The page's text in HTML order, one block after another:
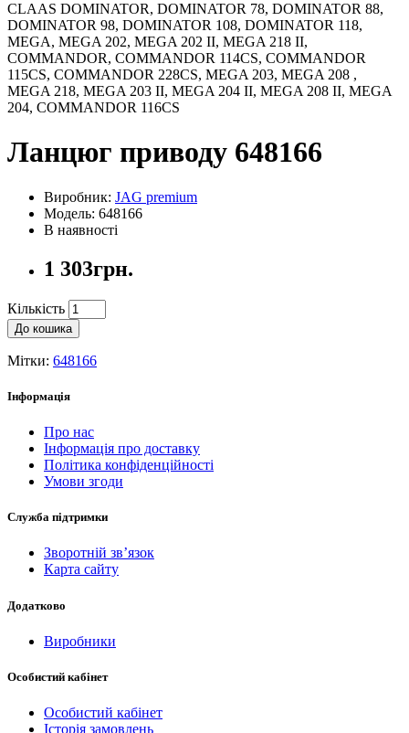
CLAAS DOMINATOR, DOMINATOR 78, DOMINATOR 88,
DOMINATOR 98, DOMINATOR 108, DOMINATOR 118,
MEGA, MEGA 202, MEGA 202 II, MEGA 218 II,
COMMANDOR, COMMANDOR 114CS, COMMANDOR
115CS, COMMANDOR 228CS, MEGA 203, MEGA 208 ,
MEGA 218, MEGA 203 II, MEGA 204 II, MEGA 208 II, MEGA
204, COMMANDOR 116CS
Ланцюг приводу 648166
Виробник: JAG premium
Модель: 648166
В наявності
1 303грн.
Кількість
До кошика
Мітки: 648166
Інформація
Про нас
Інформація про доставку
Політика конфіденційності
Умови згоди
Служба підтримки
Зворотній зв’язок
Карта сайту
Додатково
Виробники
Особистий кабінет
Особистий кабінет
Історія замовлень